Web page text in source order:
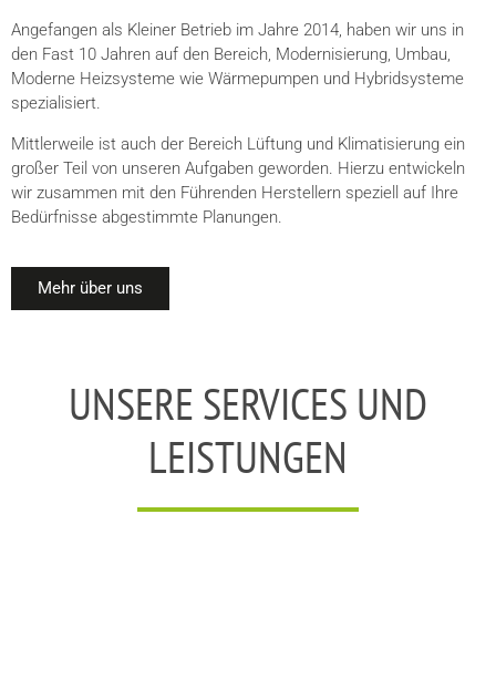
Angefangen als Kleiner Betrieb im Jahre 2014, haben wir uns in
den Fast 10 Jahren auf den Bereich, Modernisierung, Umbau,
Moderne Heizsysteme wie Wärmepumpen und Hybridsysteme
spezialisiert.
Mittlerweile ist auch der Bereich Lüftung und Klimatisierung ein
großer Teil von unseren Aufgaben geworden. Hierzu entwickeln
wir zusammen mit den Führenden Herstellern speziell auf Ihre
Bedürfnisse abgestimmte Planungen.
Mehr über uns
UNSERE SERVICES UND
LEISTUNGEN